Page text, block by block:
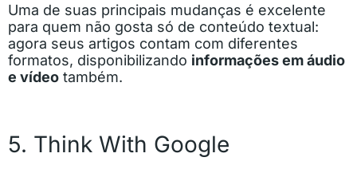
Uma de suas principais mudanças é excelente
para quem não gosta só de conteúdo textual:
agora seus artigos contam com diferentes
formatos, disponibilizando informações em áudio
e vídeo também.
5. Think With Google